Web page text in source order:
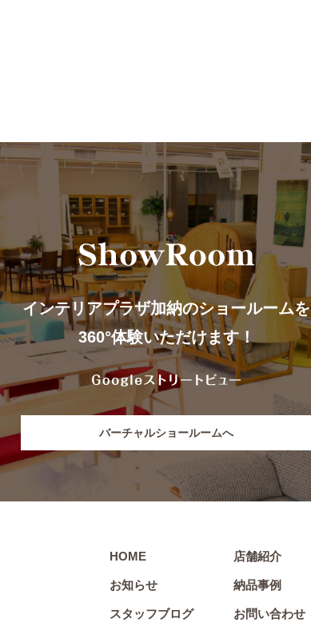
インテリアプラザ加納のショールームを
360°体験いただけます！
バーチャルショールームへ
HOME 店舗紹介
お知らせ 納品事例
スタッフブログ お問い合わせ